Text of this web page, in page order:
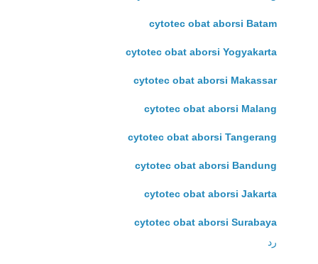
cytotec obat aborsi Batam
cytotec obat aborsi Yogyakarta
cytotec obat aborsi Makassar
cytotec obat aborsi Malang
cytotec obat aborsi Tangerang
cytotec obat aborsi Bandung
cytotec obat aborsi Jakarta
cytotec obat aborsi Surabaya
رد